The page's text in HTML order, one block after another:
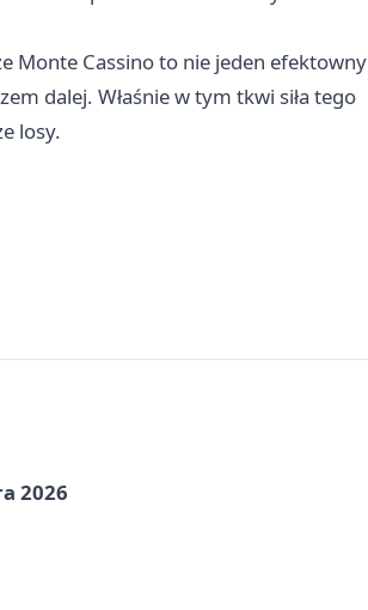
Monte Cassino to nie jeden efektowny
dalej. Właśnie w tym tkwi siła tego
losy.
2026